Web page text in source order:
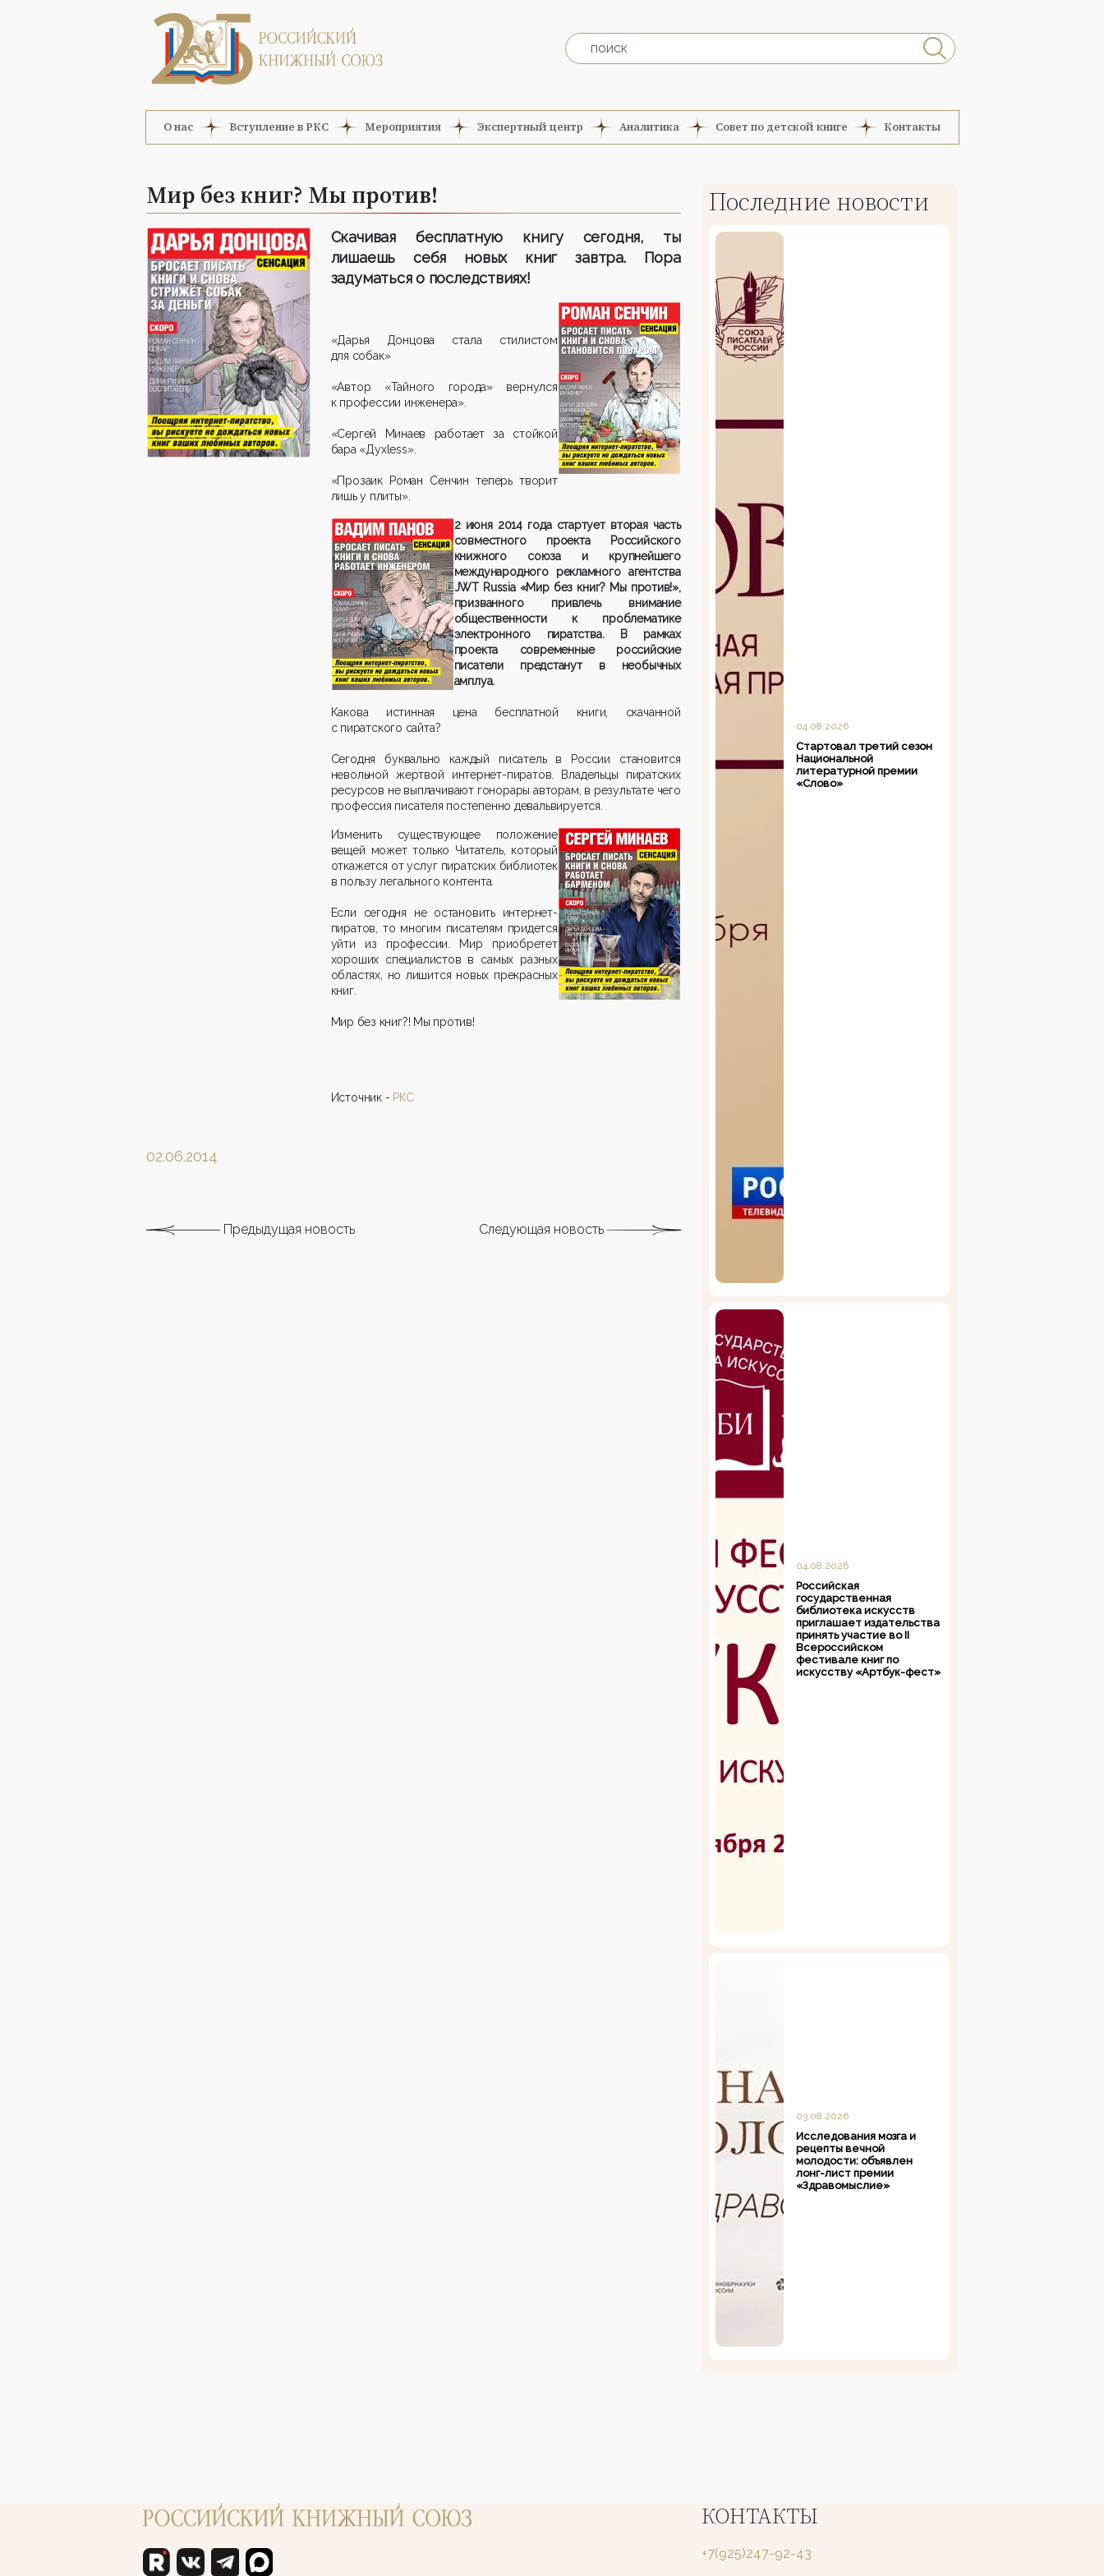
О нас Вступление в РКС Мероприятия Экспертный центр Аналитика Совет по детской книге Контакты
Мир без книг? Мы против!
Скачивая бесплатную книгу сегодня, ты
лишаешь себя новых книг завтра. Пора
задуматься о последствиях!
«Дарья Донцова стала стилистом
для собак»
«Автор «Тайного города» вернулся
к профессии инженера».
«Сергей Минаев работает за стойкой
бара «Духless».
«Прозаик Роман Сенчин теперь творит
лишь у плиты».
2 июня 2014 года стартует вторая часть
совместного проекта Российского
книжного союза и крупнейшего
международного рекламного агентства
JWT Russia «Мир без книг? Мы против!»,
призванного привлечь внимание
общественности к проблематике
электронного пиратства. В рамках
проекта современные российские
писатели предстанут в необычных
амплуа.
Какова истинная цена бесплатной книги, скачанной
с пиратского сайта?
Сегодня буквально каждый писатель в России становится
невольной жертвой интернет-пиратов. Владельцы пиратских
ресурсов не выплачивают гонорары авторам, в результате чего
профессия писателя постепенно девальвируется.
Изменить существующее положение
вещей может только Читатель, который
откажется от услуг пиратских библиотек
в пользу легального контента.
Если сегодня не остановить интернет-
пиратов, то многим писателям придется
уйти из профессии. Мир приобретет
хороших специалистов в самых разных
областях, но лишится новых прекрасных
книг.
Мир без книг?! Мы против!
Источник - РКС
02.06.2014
Предыдущая новость Следующая новость
Последние новости
04.08.2026
Стартовал третий сезон
Национальной
литературной премии
«Слово»
04.08.2026
Российская
государственная
библиотека искусств
приглашает издательства
принять участие во II
Всероссийском
фестивале книг по
искусству «Артбук-фест»
03.08.2026
Исследования мозга и
рецепты вечной
молодости: объявлен
лонг-лист премии
«Здравомыслие»
КОНТАКТЫ
+7(925)247-92-43